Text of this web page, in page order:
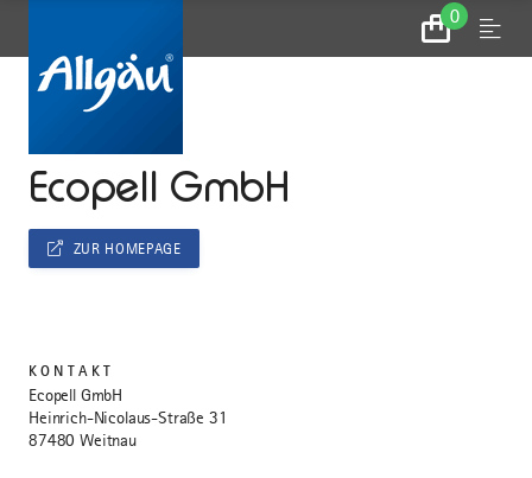
0
Zum
Warenkorb
Menu
Ecopell GmbH
ZUR HOMEPAGE
KONTAKT
Ecopell GmbH
Heinrich-Nicolaus-Straße 31
87480 Weitnau